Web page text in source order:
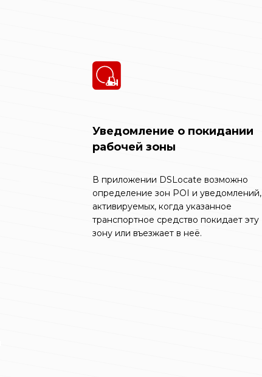
Уведомление о покидании
рабочей зоны
В приложении DSLocate возможно
определение зон POI и уведомлений,
активируемых, когда указанное
транспортное средство покидает эту
зону или въезжает в неё.